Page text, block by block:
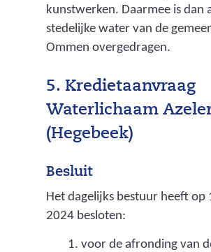
kunstwerken. Daarmee is dan
stedelijke water van de
Ommen overgedragen.
5. Kredietaanvraag
Waterlichaam
(Hegebeek)
Besluit
Het dagelijks bestuur heeft op
2024 besloten:
voor de afronding van